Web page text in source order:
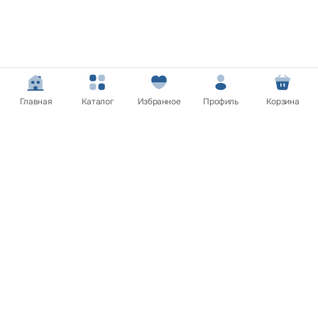
Главная Каталог Избранное Профиль Корзина